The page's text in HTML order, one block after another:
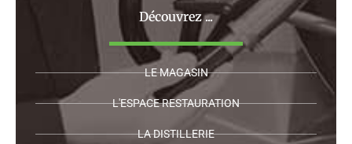
Découvrez ...
LE MAGASIN
L'ESPACE RESTAURATION
LA DISTILLERIE